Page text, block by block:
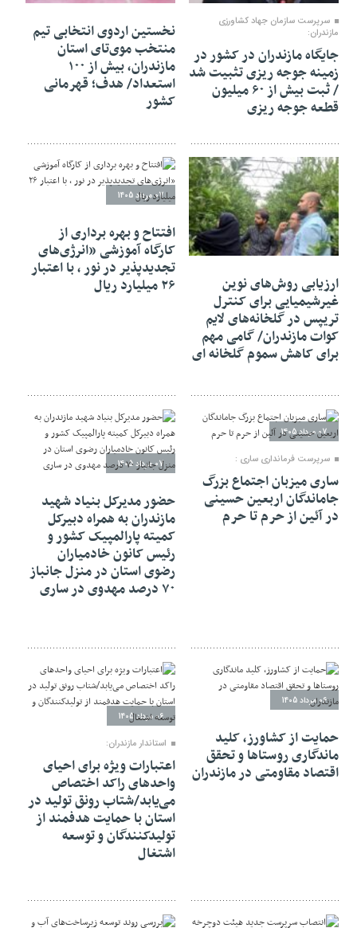
سرپرست سازمان جهاد کشاورزی
مازندران:
جایگاه مازندران در کشور در
زمینه جوجه ریزی تثبیت شد
/ ثبت بیش از ۶۰ میلیون
قطعه جوجه ریزی
نخستین اردوی انتخابی تیم
منتخب موی‌تای استان
مازندران، بیش از ۱۰۰
استعداد/ هدف؛ قهرمانی
کشور
07 مرداد 1405
ارزیابی روش‌های نوین
غیرشیمیایی برای کنترل
تریپس در گلخانه‌های لایم
کوات مازندران/ گامی مهم
برای کاهش سموم گلخانه ای
07 مرداد 1405
افتتاح و بهره برداری از
کارگاه آموزشی «انرژی‌های
تجدیدپذیر در نور ، با اعتبار
۲۶ میلیارد ریال
07 مرداد 1405
سرپرست فرمانداری ساری :
ساری میزبان اجتماع بزرگ
جاماندگان اربعین حسینی
در آئین از حرم تا حرم
07 مرداد 1405
حضور مدیرکل بنیاد شهید
مازندران به همراه دبیرکل
کمیته پارالمپیک کشور و
رئیس کانون خادمیاران
رضوی استان در منزل جانباز
۷۰ درصد مهدوی در ساری
06 مرداد 1405
حمایت از کشاورز، کلید
ماندگاری روستاها و تحقق
اقتصاد مقاومتی در مازندران
06 مرداد 1405
استاندار مازندران:
اعتبارات ویژه برای احیای
واحدهای راکد اختصاص
می‌یابد/شتاب رونق تولید در
استان با حمایت هدفمند از
تولیدکنندگان و توسعه
اشتغال